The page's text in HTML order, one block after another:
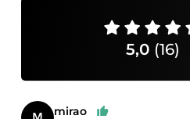
5,0 (16)
mirao